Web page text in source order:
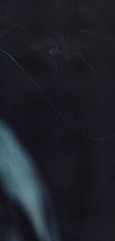
GESETZLICHE
INFORMATIONEN
Datenschutz
Batteriegesetzhinweise
Widerrufsrecht